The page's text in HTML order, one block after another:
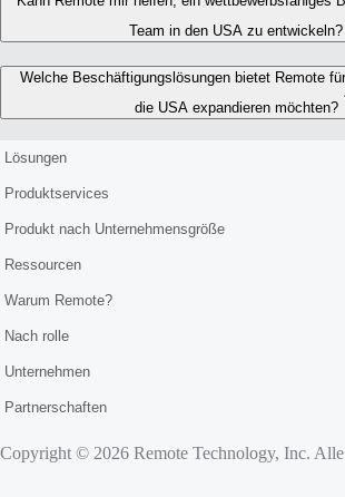
Team in den USA zu entwickeln?
Welche Beschäftigungslösungen bietet Remote
die USA expandieren möchten?
Lösungen
Produktservices
Produkt nach Unternehmensgröße
Ressourcen
Warum Remote?
Nach rolle
Unternehmen
Partnerschaften
Copyright © 2026 Remote Technology, Inc. Alle